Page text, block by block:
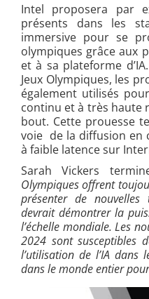
Intel proposera par
présents dans les
immersive pour se
olympiques grâce aux
et à sa plateforme
Jeux Olympiques, les
également utilisés
continu et à très haute
bout. Cette prouesse
voie de la diffusion en
à faible latence sur
Sarah Vickers
Olympiques offrent
présenter de nouvelles
devrait démontrer la
l’échelle mondiale. Les
2024 sont susceptibles
l’utilisation de l’IA dans
dans le monde entier